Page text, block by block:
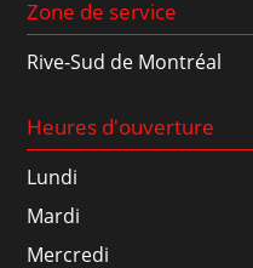
Zone de service
Rive-Sud de Montréal
Heures d'ouverture
Lundi
Mardi
Mercredi